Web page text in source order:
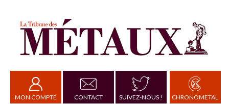
MON COMPTE CONTACT SUIVEZ-NOUS ! CHRONOMETAL